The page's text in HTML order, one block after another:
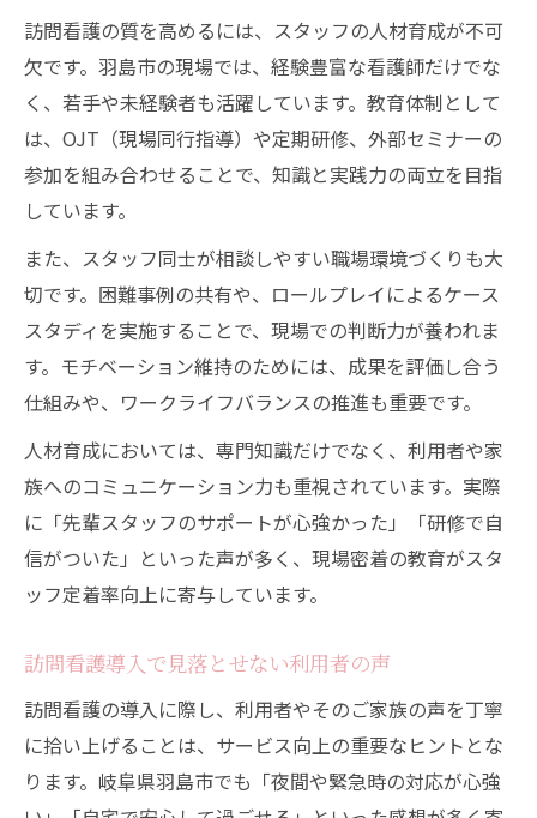
訪問看護の質を高めるには、スタッフの人材育成が不可
欠です。羽島市の現場では、経験豊富な看護師だけでな
く、若手や未経験者も活躍しています。教育体制として
は、OJT（現場同行指導）や定期研修、外部セミナーの
参加を組み合わせることで、知識と実践力の両立を目指
しています。
また、スタッフ同士が相談しやすい職場環境づくりも大
切です。困難事例の共有や、ロールプレイによるケース
スタディを実施することで、現場での判断力が養われま
す。モチベーション維持のためには、成果を評価し合う
仕組みや、ワークライフバランスの推進も重要です。
人材育成においては、専門知識だけでなく、利用者や家
族へのコミュニケーション力も重視されています。実際
に「先輩スタッフのサポートが心強かった」「研修で自
信がついた」といった声が多く、現場密着の教育がスタ
ッフ定着率向上に寄与しています。
訪問看護導入で見落とせない利用者の声
訪問看護の導入に際し、利用者やそのご家族の声を丁寧
に拾い上げることは、サービス向上の重要なヒントとな
ります。岐阜県羽島市でも「夜間や緊急時の対応が心強